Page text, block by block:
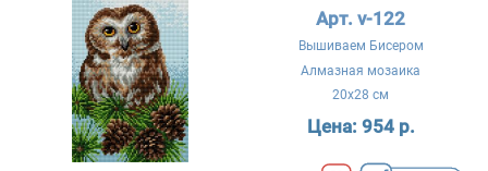
Арт. v-122
Вышиваем Бисером
Алмазная мозаика
20x28 см
Цена: 954 р.